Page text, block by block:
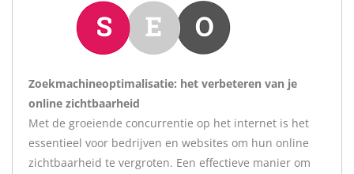
Zoekmachineoptimalisatie: het verbeteren van je
online zichtbaarheid
Met de groeiende concurrentie op het internet is het
essentieel voor bedrijven en websites om hun online
zichtbaarheid te vergroten. Een effectieve manier om